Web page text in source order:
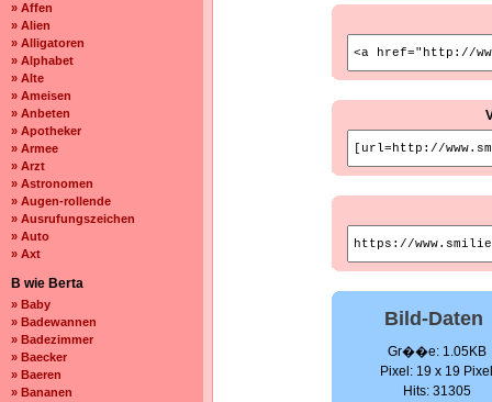
» Affen
» Alien
» Alligatoren
» Alphabet
» Alte
» Ameisen
» Anbeten
» Apotheker
» Armee
» Arzt
» Astronomen
» Augen-rollende
» Ausrufungszeichen
» Auto
» Axt
B wie Berta
» Baby
» Badewannen
» Badezimmer
» Baecker
» Baeren
» Bananen
Bild-Daten
Gr��e: 1.05KB
Pixel: 19 x 19
Hits: 31305